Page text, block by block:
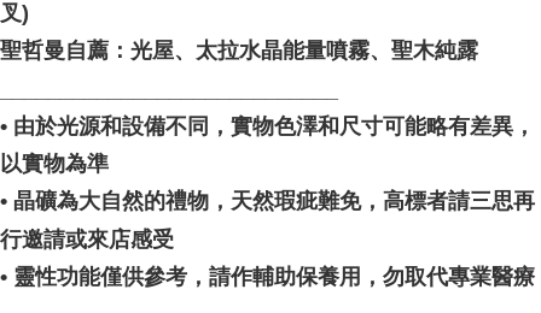
叉)
聖哲曼自薦：光屋、太拉水晶能量噴霧、聖木純露
• 由於光源和設備不同，實物色澤和尺寸可能略有差異，
以實物為準
• 晶礦為大自然的禮物，天然瑕疵難免，高標者請三思再
行邀請或來店感受
• 靈性功能僅供參考，請作輔助保養用，勿取代專業醫療